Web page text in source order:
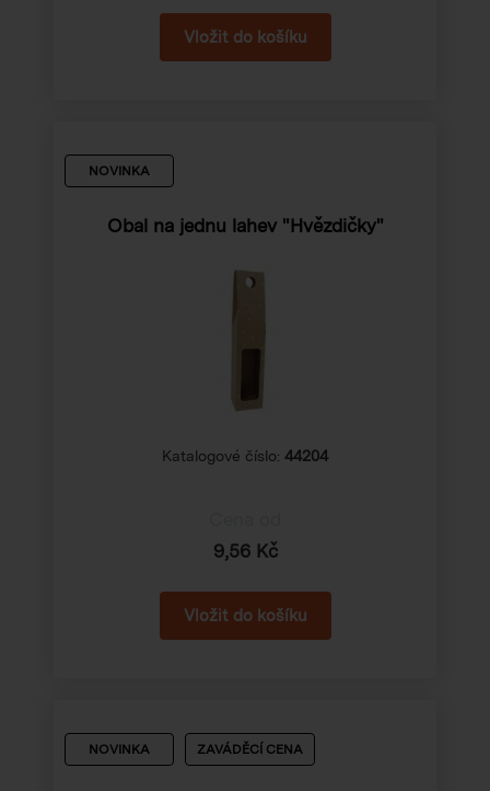
NOVINKA
Obal na jednu lahev "Hvězdičky"
Katalogové číslo: 44204
9,56 Kč
NOVINKA ZAVÁDĚCÍ CENA